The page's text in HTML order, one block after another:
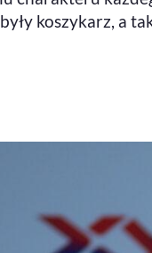
koszykarz, a